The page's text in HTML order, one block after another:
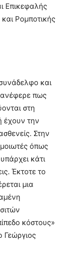
Επικεφαλής
Ρομποτικής
και
ανέφερε πως
στη
έχουν την
Στην
όπως
κάτι
Έκτοτε το
μια
κόστους»